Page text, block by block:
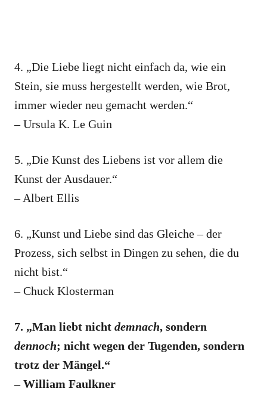
4. „Die Liebe liegt nicht einfach da, wie ein
Stein, sie muss hergestellt werden, wie Brot,
immer wieder neu gemacht werden.“
– Ursula K. Le Guin
5. „Die Kunst des Liebens ist vor allem die
Kunst der Ausdauer.“
– Albert Ellis
6. „Kunst und Liebe sind das Gleiche – der
Prozess, sich selbst in Dingen zu sehen, die du
nicht bist.“
– Chuck Klosterman
7. „Man liebt nicht demnach, sondern
dennoch; nicht wegen der Tugenden, sondern
trotz der Mängel.“
– William Faulkner